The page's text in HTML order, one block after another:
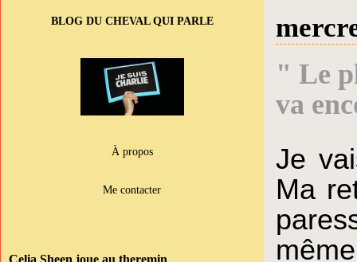
BLOG DU CHEVAL QUI PARLE
À propos
Me contacter
Celia Sheen joue au theremin
" Le
va
Je
Ma